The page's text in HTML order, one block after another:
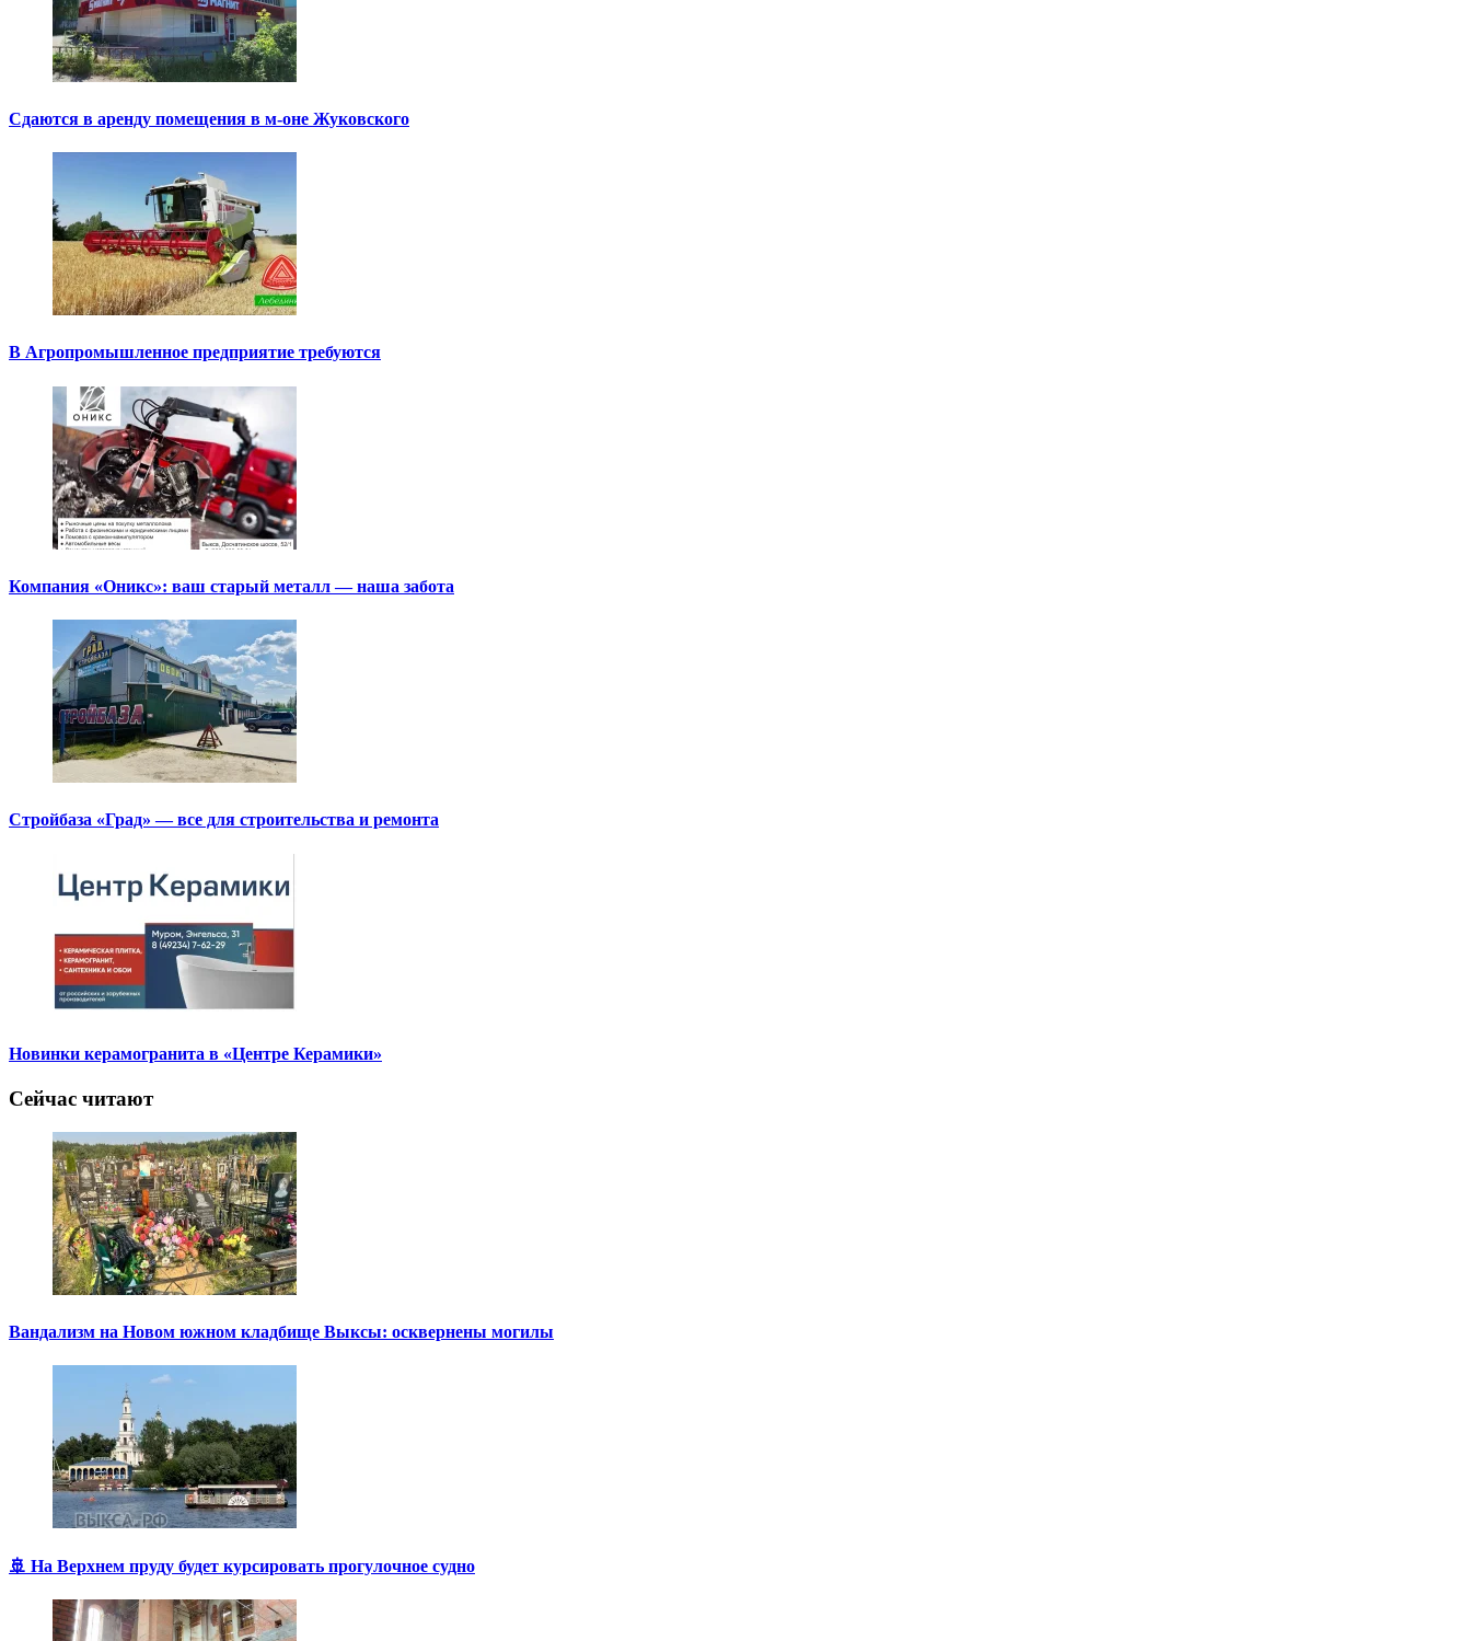
Сдаются в аренду помещения в м-оне Жуковского
В Агропромышленное предприятие требуются
Компания «Оникс»: ваш старый металл — наша забота
Стройбаза «Град» — все для строительства и ремонта
Новинки керамогранита в «Центре Керамики»
Сейчас читают
Вандализм на Новом южном кладбище Выксы: осквернены могилы
🚢 На Верхнем пруду будет курсировать прогулочное судно